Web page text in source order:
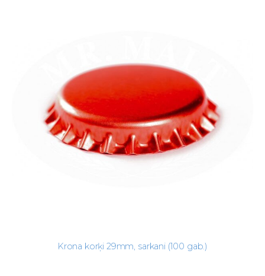
Krona korķi 29mm, sarkani (100 gab.)